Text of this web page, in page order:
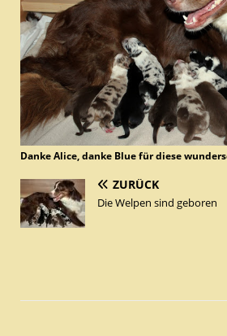
Danke Alice, danke Blue für diese
ZURÜCK
Die Welpen sind geboren